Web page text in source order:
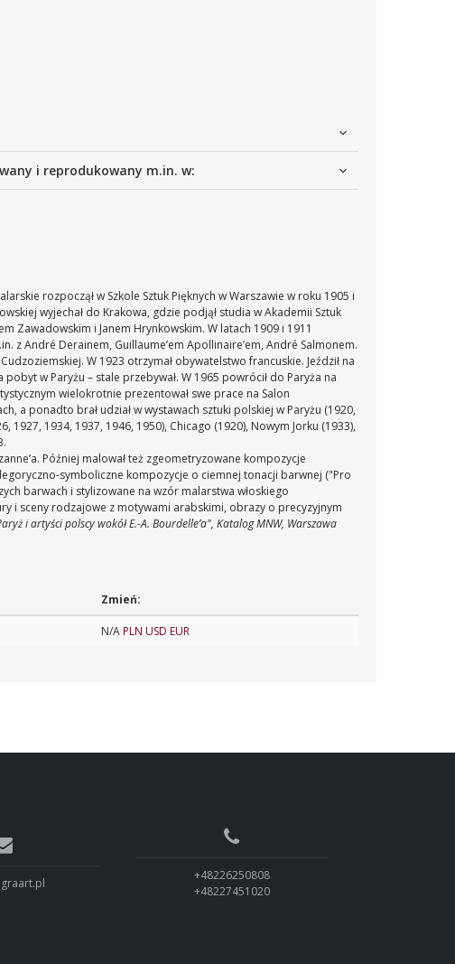
i reprodukowany m.in. w:
rozpoczął w Szkole Sztuk Pięknych w Warszawie w roku 1905 i
wyjechał do Krakowa, gdzie podjął studia w Akademii Sztuk
Zawadowskim i Janem Hrynkowskim. W latach 1909 i 1911
z André Derainem, Guillaume’em Apollinaire’em, André Salmonem.
W 1923 otrzymał obywatelstwo francuskie. Jeździł na
w Paryżu – stale przebywał. W 1965 powrócił do Paryża na
wielokrotnie prezentował swe prace na Salon
a ponadto brał udział w wystawach sztuki polskiej w Paryżu (1920,
1927, 1934, 1937, 1946, 1950), Chicago (1920), Nowym Jorku (1933),
Później malował też zgeometryzowane kompozycje
symboliczne kompozycje o ciemnej tonacji barwnej ("Pro
barwach i stylizowane na wzór malarstwa włoskiego
i sceny rodzajowe z motywami arabskimi, obrazy o precyzyjnym
i artyści polscy wokół E.-A. Bourdelle’a", Katalog MNW, Warszawa
Zmień:
N/APLN USD EUR
+48226250808
+48227451020